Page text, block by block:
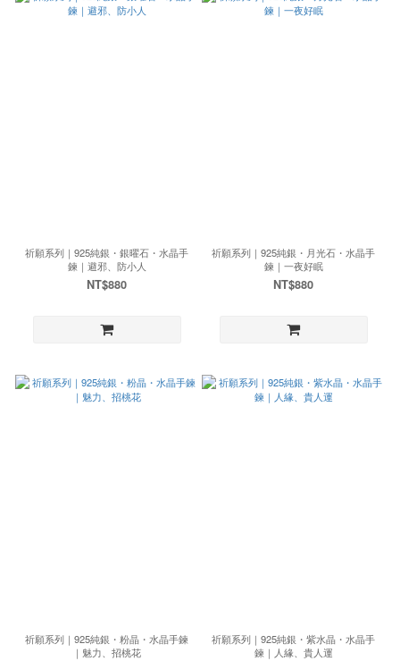
祈願系列｜925純銀・銀曜石・水晶手
鍊｜避邪、防小人
NT$880
祈願系列｜925純銀・月光石・水晶手
鍊｜一夜好眠
NT$880
祈願系列｜925純銀・粉晶・水晶手鍊
｜魅力、招桃花
祈願系列｜925純銀・紫水晶・水晶手
鍊｜人緣、貴人運